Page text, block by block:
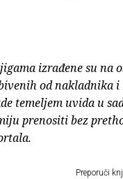
izrađene su na
od nakladnika i
temeljem uvida u
prenositi bez
Preporuči